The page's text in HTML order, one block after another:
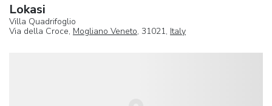
Lokasi
Villa Quadrifoglio
Via della Croce, Mogliano Veneto, 31021, Italy